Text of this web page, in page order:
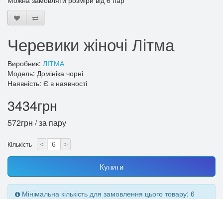
Черевики жіночі Літма
Виробник: ЛІТМА
Модель: Домініка чорні
Наявність: Є в наявності
3434грн
572грн / за пару
Кількість < >
Купити
Мінімальна кількість для замовлення цього товару: 6